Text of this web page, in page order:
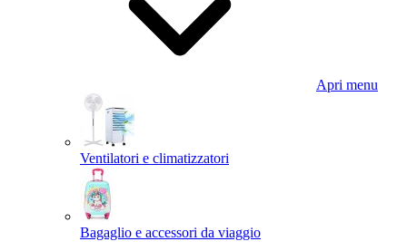
Apri menu
Ventilatori e climatizzatori
Bagaglio e accessori da viaggio